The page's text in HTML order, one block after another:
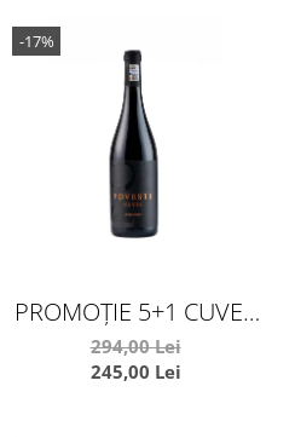
-17%
PROMOȚIE 5+1 CUVEE
ROȘU DE MINIȘ
MĂDERAT
294,00 Lei
245,00 Lei